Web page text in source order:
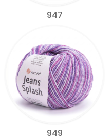
947
949